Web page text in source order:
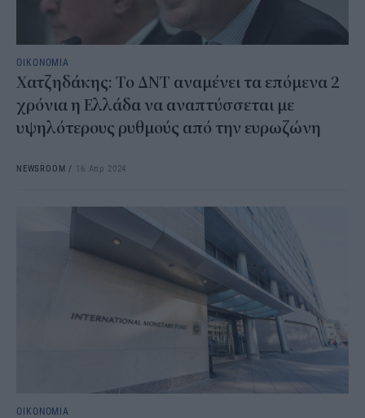
ΟΙΚΟΝΟΜΙΑ
Χατζηδάκης: Το ΔΝΤ αναμένει τα επόμενα 2
χρόνια η Ελλάδα να αναπτύσσεται με
υψηλότερους ρυθμούς από την ευρωζώνη
NEWSROOM / 16 Απρ 2024
ΟΙΚΟΝΟΜΙΑ